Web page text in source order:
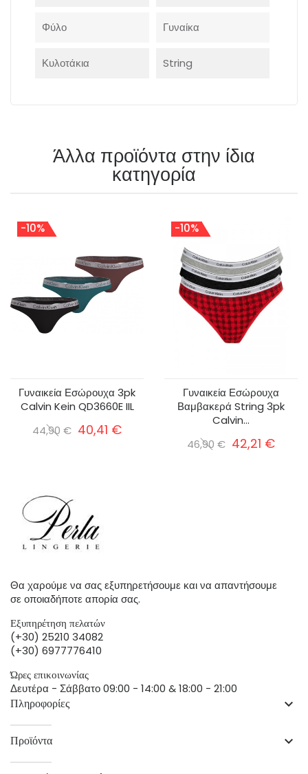
Φύλο Γυναίκα
Κυλοτάκια String
Άλλα προϊόντα στην ίδια
κατηγορία
-10%
Γυναικεία Εσώρουχα 3pk
Calvin Kein QD3660E IIL
44,90 € 40,41 €
-10%
Γυναικεία Εσώρουχα
Βαμβακερά String 3pk
Calvin...
46,90 € 42,21 €
Θα χαρούμε να σας εξυπηρετήσουμε και να απαντήσουμε
σε οποιαδήποτε απορία σας.
Εξυπηρέτηση πελατών
(+30) 25210 34082
(+30) 6977776410
Ώρες επικοινωνίας
Δευτέρα - Σάββατο 09:00 - 14:00 & 18:00 - 21:00
Πληροφορίες keyboard_arrow_down
Προϊόντα keyboard_arrow_down